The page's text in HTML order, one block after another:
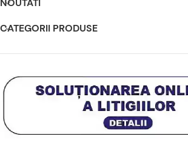
NOUTATI
CATEGORII PRODUSE